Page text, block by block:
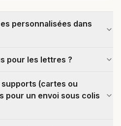
personnalisées dans
pour les lettres ?
(cartes ou
pour un envoi sous colis